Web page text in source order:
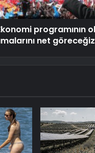
programının
net göreceğiz